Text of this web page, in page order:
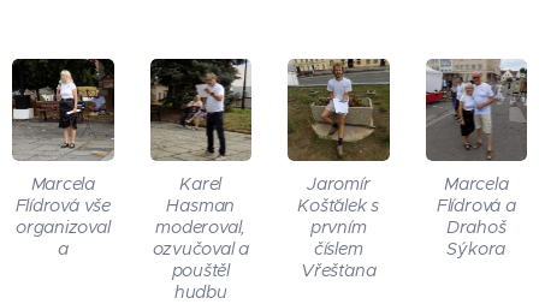
Marcela
Flídrová vše
organizoval
a
Karel
Hasman
moderoval,
ozvučoval a
pouštěl
hudbu
Jaromír
Košťálek s
prvním
číslem
Vřešťana
Marcela
Flídrová a
Drahoš
Sýkora